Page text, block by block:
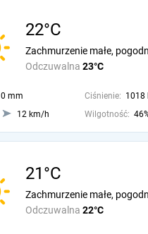
22°C
Odczuwalna 23°C
Zachmurzenie małe,
0 mm Ciśnienie: 1018
12 km/h Wilgotność:
21°C
Odczuwalna 22°C
Zachmurzenie małe,